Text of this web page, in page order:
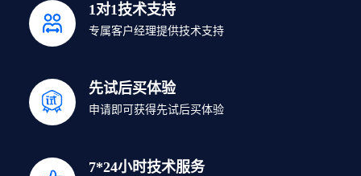
1对1技术支持
专属客户经理提供技术支持
先试后买体验
申请即可获得先试后买体验
7*24小时技术服务